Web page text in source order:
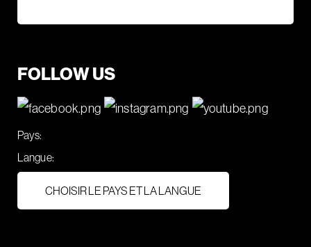
FOLLOW US
Pays:
Langue:
CHOISIR LE PAYS ET LA LANGUE